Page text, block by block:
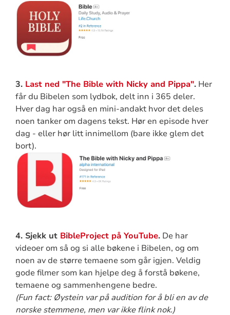
3. Last ned "The Bible with Nicky and Pippa".Her
får du Bibelen som lydbok, delt inn i 365 deler.
Hver dag har også en mini-andakt hvor det deles
noen tanker om dagens tekst. Hør en episode hver
dag - eller hør litt innimellom (bare ikke glem det
bort).
4. Sjekk ut BibleProject på YouTube.De har
videoer om så og si alle bøkene i Bibelen, og om
noen av de større temaene som går igjen. Veldig
gode filmer som kan hjelpe deg å forstå bøkene,
temaene og sammenhengene bedre.
(Fun fact: Øystein var på audition for å bli en av de
norske stemmene, men var ikke flink nok.)